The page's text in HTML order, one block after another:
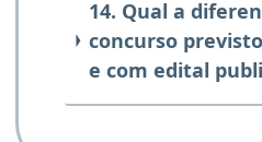
14. Qual a
concurso
e com edital